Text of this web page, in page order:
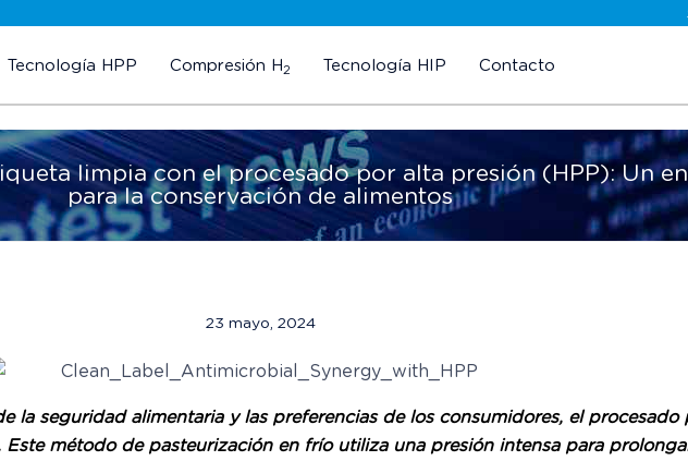
Tecnología HPP Compresión H2 Tecnología HIP Contacto
limpia con el procesado por alta presión (HPP): Un
para la conservación de alimentos
23 mayo, 2024
la seguridad alimentaria y las preferencias de los consumidores, el procesado
método de pasteurización en frío utiliza una presión intensa para